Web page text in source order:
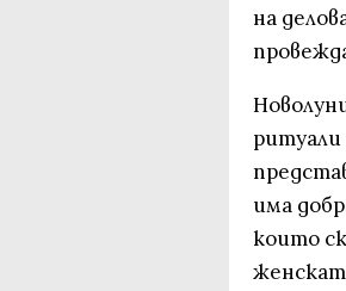
на
ритуали
има
които